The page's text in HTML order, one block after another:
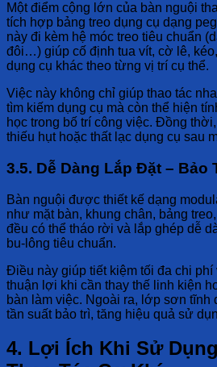
Một điểm cộng lớn của bàn nguội
tích hợp bảng treo dụng cụ dạng
này đi kèm hệ móc treo tiêu chuẩn
đôi…) giúp cố định tua vít, cờ lê,
dụng cụ khác theo từng vị trí cụ thể.
Việc này không chỉ giúp thao tác
tìm kiếm dụng cụ mà còn thể hiện
học trong bố trí công việc. Đồng
thiếu hụt hoặc thất lạc dụng cụ sau
3.5. Dễ Dàng Lắp Đặt – Bảo
Bàn nguội được thiết kế dạng
như mặt bàn, khung chân, bảng
đều có thể tháo rời và lắp ghép dễ
bu-lông tiêu chuẩn.
Điều này giúp tiết kiệm tối đa chi phí
thuận lợi khi cần thay thế linh kiện
bàn làm việc. Ngoài ra, lớp sơn tĩnh
tần suất bảo trì, tăng hiệu quả sử
4. Lợi Ích Khi Sử